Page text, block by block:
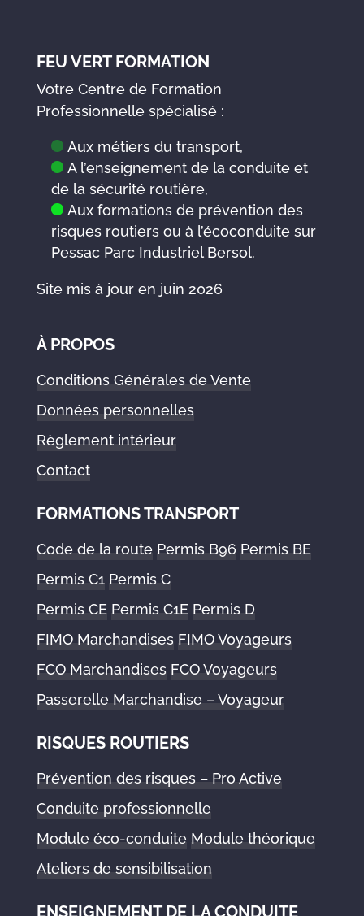
FEU VERT FORMATION
Votre Centre de Formation
Professionnelle spécialisé :
Aux métiers du transport,
A l’enseignement de la conduite et
de la sécurité routière,
Aux formations de prévention des
risques routiers ou à l’écoconduite sur
Pessac Parc Industriel Bersol.
Site mis à jour en juin 2026
À PROPOS
Conditions Générales de Vente
Données personnelles
Règlement intérieur
Contact
FORMATIONS TRANSPORT
Code de la route Permis B96 Permis BE
Permis C1 Permis C
Permis CE Permis C1E Permis D
FIMO Marchandises FIMO Voyageurs
FCO Marchandises FCO Voyageurs
Passerelle Marchandise – Voyageur
RISQUES ROUTIERS
Prévention des risques – Pro Active
Conduite professionnelle
Module éco-conduite Module théorique
Ateliers de sensibilisation
ENSEIGNEMENT DE LA CONDUITE